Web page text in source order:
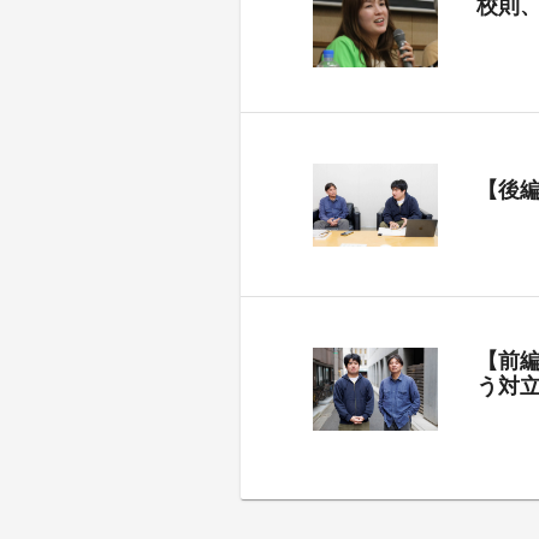
校則
【後
【前
う対